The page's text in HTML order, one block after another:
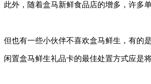
此外，随着盒马新鲜食品店的增多，许多
但也有一些小伙伴不喜欢盒马鲜生，有的
闲置盒马鲜生礼品卡的最佳处置方式应是